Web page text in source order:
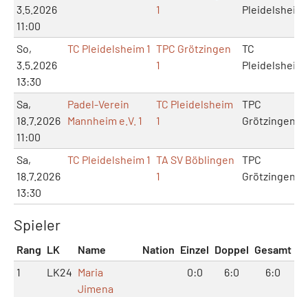
3.5.2026
11:00
1
Pleidelsheim
So,
3.5.2026
13:30
TC Pleidelsheim 1 TPC Grötzingen
1
TC
Pleidelsheim
Sa,
18.7.2026
11:00
Padel-Verein
Mannheim e.V. 1
TC Pleidelsheim
1
TPC
Grötzingen
Sa,
18.7.2026
13:30
TC Pleidelsheim 1 TA SV Böblingen
1
TPC
Grötzingen
Spieler
Rang LK Name Nation Einzel Doppel Gesamt
1
LK24 Maria
Jimena
0:0 6:0 6:0